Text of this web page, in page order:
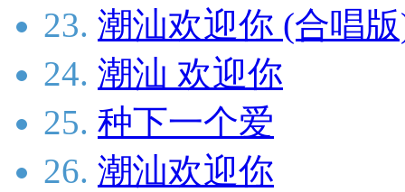
23. 潮汕欢迎你 (合唱
24. 潮汕 欢迎你
25. 种下一个爱
26. 潮汕欢迎你